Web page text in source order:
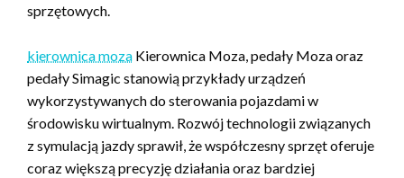
sprzętowych.
kierownica moza Kierownica Moza, pedały Moza oraz
pedały Simagic stanowią przykłady urządzeń
wykorzystywanych do sterowania pojazdami w
środowisku wirtualnym. Rozwój technologii związanych
z symulacją jazdy sprawił, że współczesny sprzęt oferuje
coraz większą precyzję działania oraz bardziej